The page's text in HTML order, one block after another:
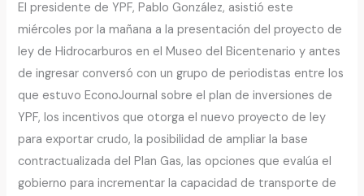
El presidente de YPF, Pablo González, asistió este
miércoles por la mañana a la presentación del proyecto de
ley de Hidrocarburos en el Museo del Bicentenario y antes
de ingresar conversó con un grupo de periodistas entre los
que estuvo EconoJournal sobre el plan de inversiones de
YPF, los incentivos que otorga el nuevo proyecto de ley
para exportar crudo, la posibilidad de ampliar la base
contractualizada del Plan Gas, las opciones que evalúa el
gobierno para incrementar la capacidad de transporte de